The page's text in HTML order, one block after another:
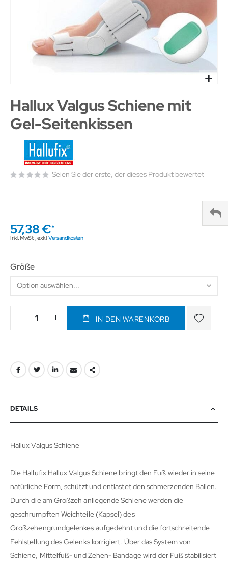
Hallux Valgus Schiene mit
Gel-Seitenkissen
Seien Sie der erste, der dieses Produkt bewertet
57,38 €
Inkl. MwSt.,exkl.Versandkosten
Größe
IN DEN WARENKORB
DETAILS
Hallux Valgus Schiene
Die Hallufix Hallux Valgus Schiene bringt den Fuß wieder in seine
natürliche Form, schützt und entlastet den schmerzenden Ballen.
Durch die am Großzeh anliegende Schiene werden die
geschrumpften Weichteile (Kapsel) des
Großzehengrundgelenkes aufgedehnt und die fortschreitende
Fehlstellung des Gelenks korrigiert. Über das System von
Schiene, Mittelfuß- und Zehen- Bandage wird der Fuß stabilisiert